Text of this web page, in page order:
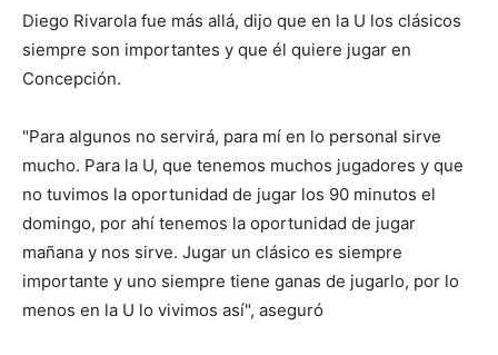
Diego Rivarola fue más allá, dijo que en la U los clásicos
siempre son importantes y que él quiere jugar en
Concepción.
"Para algunos no servirá, para mí en lo personal sirve
mucho. Para la U, que tenemos muchos jugadores y que
no tuvimos la oportunidad de jugar los 90 minutos el
domingo, por ahí tenemos la oportunidad de jugar
mañana y nos sirve. Jugar un clásico es siempre
importante y uno siempre tiene ganas de jugarlo, por lo
menos en la U lo vivimos así", aseguró